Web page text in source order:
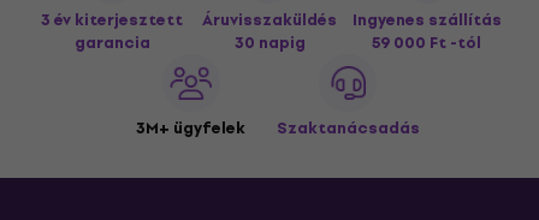
3 év kiterjesztett
garancia
Áruvisszaküldés
30 napig
Ingyenes szállítás
59 000 Ft -tól
3M+ ügyfelek Szaktanácsadás